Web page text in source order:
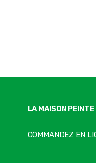
LA MAISON PEINTE
COMMANDEZ EN